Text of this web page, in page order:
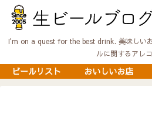
I'm on a quest for the best drink. 美味しい
ルに関するアレ
ビールリスト おいしいお店